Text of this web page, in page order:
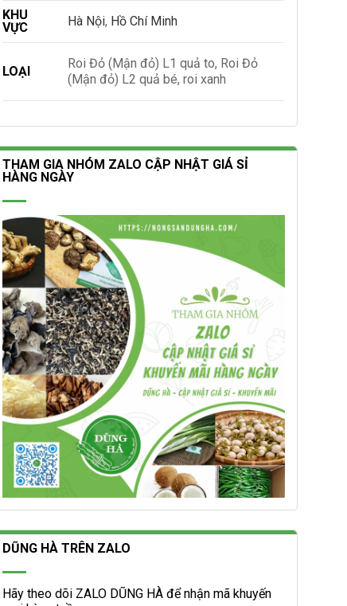
KHU
VỰC
Hà Nội, Hồ Chí Minh
LOẠI
Roi Đỏ (Mận đỏ) L1 quả to, Roi Đỏ
(Mận đỏ) L2 quả bé, roi xanh
THAM GIA NHÓM ZALO CẬP NHẬT GIÁ SỈ
HÀNG NGÀY
DŨNG HÀ TRÊN ZALO
Hãy theo dõi ZALO DŨNG HÀ để nhận mã khuyến